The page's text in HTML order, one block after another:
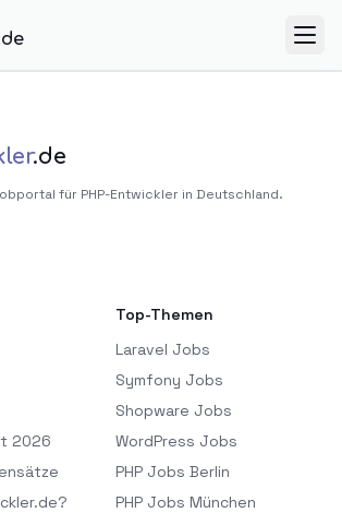
.de
für PHP-Entwickler in Deutschland.
2026
Top-Themen
Laravel Jobs
Symfony Jobs
Shopware Jobs
WordPress Jobs
PHP Jobs Berlin
PHP Jobs München